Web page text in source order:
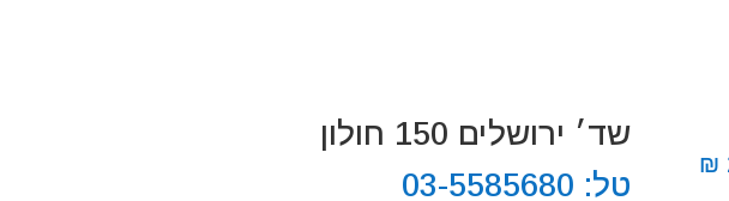
שד׳ ירושלים 150 חולון
טל: 03-5585680
משלוחים לחולון מעל 200 ₪